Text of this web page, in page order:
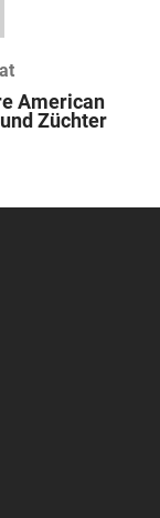
American
Züchter